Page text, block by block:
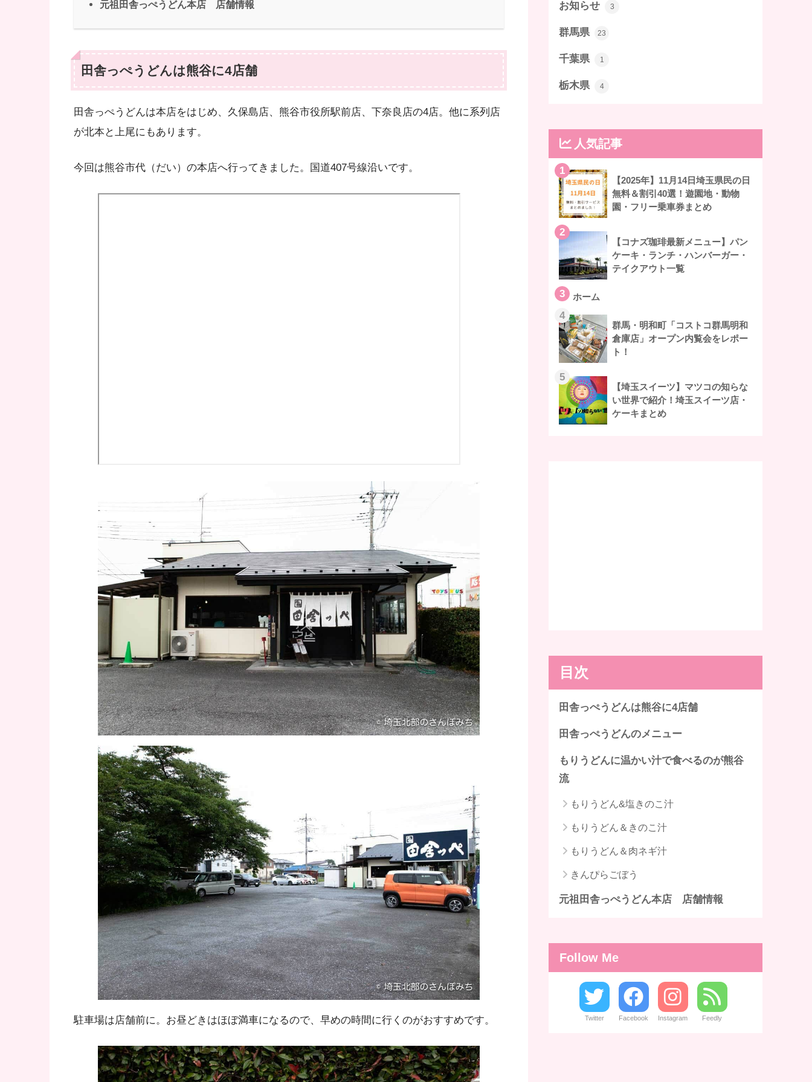
元祖田舎っぺうどん本店 店舗情報
田舎っぺうどんは熊谷に4店舗
田舎っぺうどんは本店をはじめ、久保島店、熊谷市役所駅前店、下奈良店の4店。他に系列店
が北本と上尾にもあります。
今回は熊谷市代（だい）の本店へ行ってきました。国道407号線沿いです。
駐車場は店舗前に。お昼どきはほぼ満車になるので、早めの時間に行くのがおすすめです。
お知らせ 3
群馬県 23
千葉県 1
栃木県 4
人気記事
1
【2025年】11月14日埼玉県民の日
無料＆割引40選！遊園地・動物
園・フリー乗車券まとめ
2
【コナズ珈琲最新メニュー】パン
ケーキ・ランチ・ハンバーガー・
テイクアウト一覧
3 ホーム
4
群馬・明和町「コストコ群馬明和
倉庫店」オープン内覧会をレポー
ト！
5
【埼玉スイーツ】マツコの知らな
い世界で紹介！埼玉スイーツ店・
ケーキまとめ
目次
田舎っぺうどんは熊谷に4店舗
田舎っぺうどんのメニュー
もりうどんに温かい汁で食べるのが熊谷
流
もりうどん&塩きのこ汁
もりうどん＆きのこ汁
もりうどん＆肉ネギ汁
きんぴらごぼう
元祖田舎っぺうどん本店 店舗情報
Follow Me
Twitter Facebook Instagram Feedly